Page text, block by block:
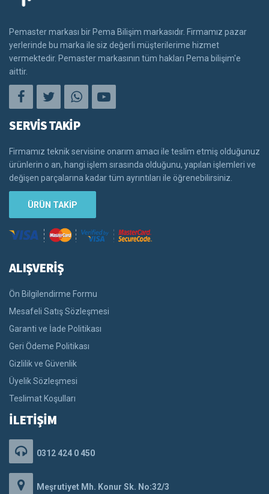
Pemaster markası bir Pema Bilişim markasıdır. Firmamız pazar
yerlerinde bu marka ile siz değerli müşterilerime hizmet
vermektedir. Pemaster markasının tüm hakları Pema bilişim'e
aittir.
SERVİS TAKİP
Firmamız teknik servisine onarım amacı ile teslim etmiş olduğunuz
ürünlerin o an, hangi işlem sırasında olduğunu, yapılan işlemleri ve
değişen parçalarına kadar tüm ayrıntıları ile öğrenebilirsiniz.
ÜRÜN TAKİP
ALIŞVERİŞ
Ön Bilgilendirme Formu
Mesafeli Satış Sözleşmesi
Garanti ve İade Politikası
Geri Ödeme Politikası
Gizlilik ve Güvenlik
Üyelik Sözleşmesi
Teslimat Koşulları
İLETİŞİM
0312 424 0 450
Meşrutiyet Mh. Konur Sk. No:32/3